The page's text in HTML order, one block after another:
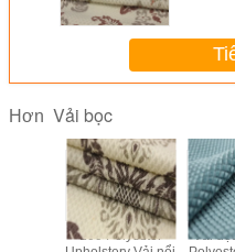
Hơn Vải bọc
100 Polyester
Vải